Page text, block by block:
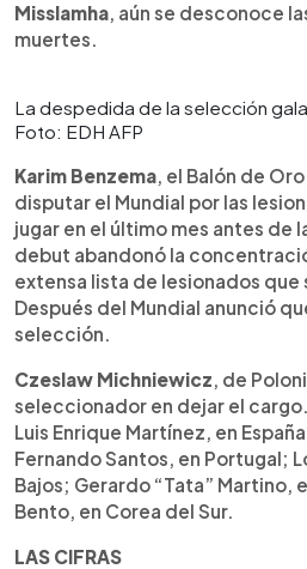
Misslamha, aún se desconoce
muertes.
La despedida de la selección
Foto: EDH AFP
Karim Benzema, el Balón de
disputar el Mundial por las
jugar en el último mes antes de
debut abandonó la
extensa lista de lesionados que
Después del Mundial anunció
selección.
Czeslaw Michniewicz, de
seleccionador en dejar el
Luis Enrique Martínez, en
Fernando Santos, en Portugal;
Bajos; Gerardo “Tata” Martino,
Bento, en Corea del Sur.
LAS CIFRAS